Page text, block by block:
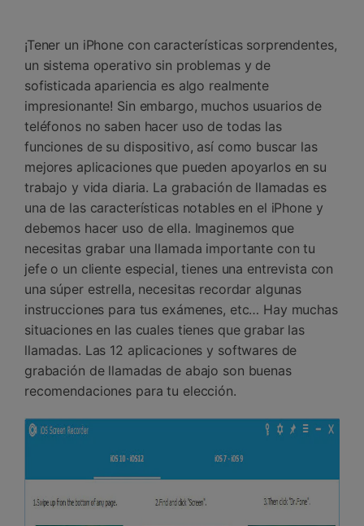
Reparación de Móviles
Protección del Móvil
Encuentra Más Soluciones
¡Tener un iPhone con características sorprendentes,
un sistema operativo sin problemas y de
sofisticada apariencia es algo realmente
impresionante! Sin embargo, muchos usuarios de
teléfonos no saben hacer uso de todas las
funciones de su dispositivo, así como buscar las
mejores aplicaciones que pueden apoyarlos en su
trabajo y vida diaria. La grabación de llamadas es
una de las características notables en el iPhone y
debemos hacer uso de ella. Imaginemos que
necesitas grabar una llamada importante con tu
jefe o un cliente especial, tienes una entrevista con
una súper estrella, necesitas recordar algunas
instrucciones para tus exámenes, etc… Hay muchas
situaciones en las cuales tienes que grabar las
llamadas. Las 12 aplicaciones y softwares de
grabación de llamadas de abajo son buenas
recomendaciones para tu elección.